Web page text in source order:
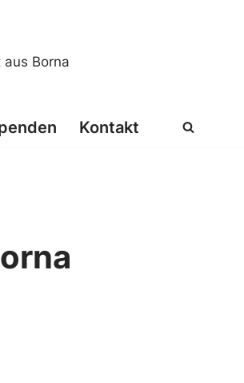
Borna
Kontakt